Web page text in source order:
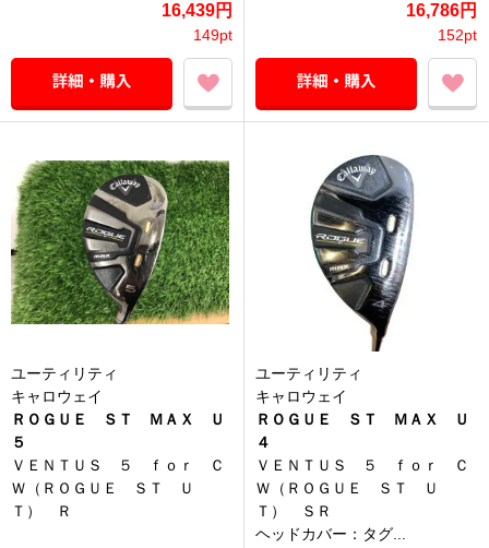
16,439円
149pt
16,786円
152pt
ユーティリティ
キャロウェイ
ＲＯＧＵＥ ＳＴ ＭＡＸ Ｕ
５
ＶＥＮＴＵＳ ５ ｆｏｒ Ｃ
Ｗ（ＲＯＧＵＥ ＳＴ Ｕ
Ｔ） Ｒ
ユーティリティ
キャロウェイ
ＲＯＧＵＥ ＳＴ ＭＡＸ Ｕ
４
ＶＥＮＴＵＳ ５ ｆｏｒ Ｃ
Ｗ（ＲＯＧＵＥ ＳＴ Ｕ
Ｔ） ＳＲ
ヘッドカバー：タグ...